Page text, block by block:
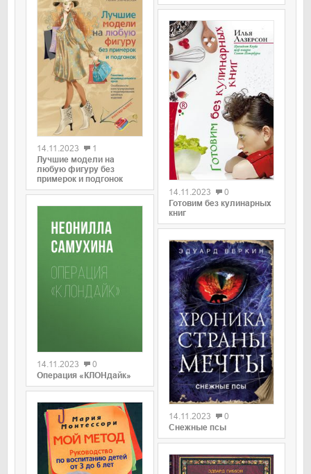
14.11.2023
1
Лучшие модели на
любую фигуру без
примерок и подгонок
14.11.2023
0
Операция «КЛОНдайк»
0
14.11.2023
0
Готовим без кулинарных
книг
14.11.2023
0
Снежные псы